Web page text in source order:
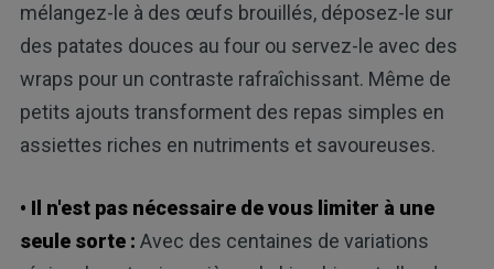
mélangez-le à des œufs brouillés, déposez-le sur
des patates douces au four ou servez-le avec des
wraps pour un contraste rafraîchissant. Même de
petits ajouts transforment des repas simples en
assiettes riches en nutriments et savoureuses.
• Il n'est pas nécessaire de vous limiter à une
seule sorte : Avec des centaines de variations